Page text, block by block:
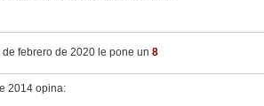
de febrero de 2020 le pone un 8
2014 opina: